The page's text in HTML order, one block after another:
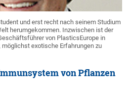
und erst recht nach seinem Studium
herumgekommen. Inzwischen ist der
von PlasticsEurope in
möglichst exotische Erfahrungen zu
von Pflanzen